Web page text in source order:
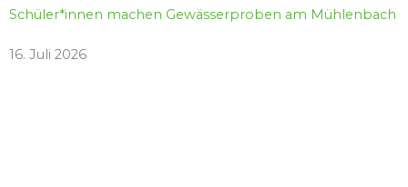
Schüler*innen machen Gewässerproben am Mühlenbach
16. Juli 2026